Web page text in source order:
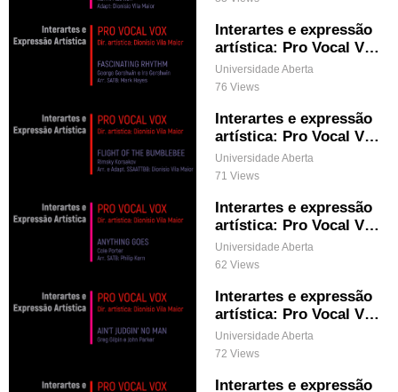
Interartes e expressão
artística: Pro Vocal Vox
& FASCINATING RHYT
HM
Universidade Aberta
76 Views
Interartes e expressão
artística: Pro Vocal Vox
& FLIGHT OF THE BUM
BLEBEE
Universidade Aberta
71 Views
Interartes e expressão
artística: Pro Vocal Vox
& ANYTHING GOES
Universidade Aberta
62 Views
Interartes e expressão
artística: Pro Vocal Vox
& AIN'T JUDGIN' NO M
AN
Universidade Aberta
72 Views
Interartes e expressão